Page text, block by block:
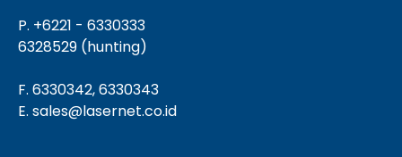
P. +6221 - 6330333
6328529 (hunting)
F. 6330342, 6330343
E. sales@lasernet.co.id